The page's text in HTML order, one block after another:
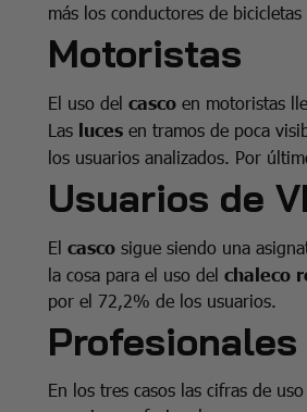
más los conductores de bicicletas
Motoristas
El uso del casco en motoristas
Las luces en tramos de poca
los usuarios analizados. Por
Usuarios de
El casco sigue siendo una
la cosa para el uso del chaleco
por el 72,2% de los usuarios.
Profesionales
En los tres casos las cifras de